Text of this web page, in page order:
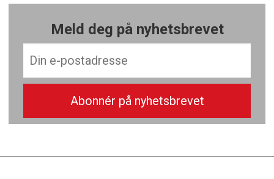
Meld deg på nyhetsbrevet